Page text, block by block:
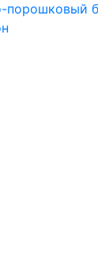
порошковый